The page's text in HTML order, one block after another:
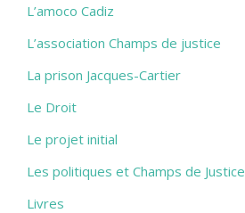
L’amoco Cadiz
L’association Champs de justice
La prison Jacques-Cartier
Le Droit
Le projet initial
Les politiques et Champs de Justice
Livres